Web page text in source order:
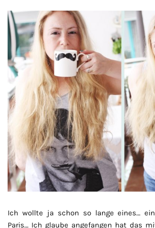
Ich wollte ja schon so lange eines…
Paris… Ich glaube angefangen hat das